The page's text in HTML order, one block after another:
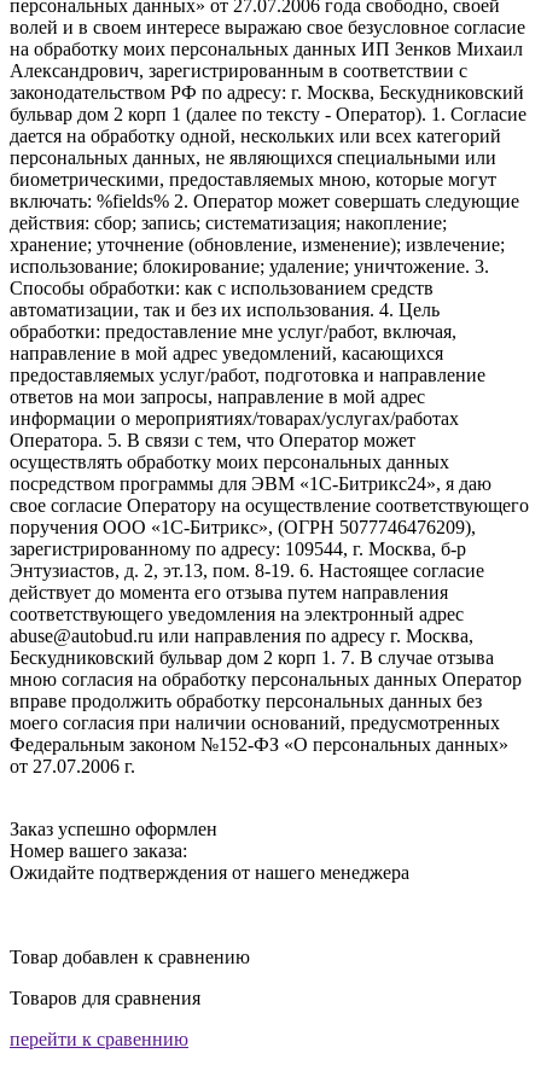
персональных данных» от 27.07.2006 года свободно, своей
волей и в своем интересе выражаю свое безусловное согласие
на обработку моих персональных данных ИП Зенков Михаил
Александрович, зарегистрированным в соответствии с
законодательством РФ по адресу: г. Москва, Бескудниковский
бульвар дом 2 корп 1 (далее по тексту - Оператор). 1. Согласие
дается на обработку одной, нескольких или всех категорий
персональных данных, не являющихся специальными или
биометрическими, предоставляемых мною, которые могут
включать: %fields% 2. Оператор может совершать следующие
действия: сбор; запись; систематизация; накопление;
хранение; уточнение (обновление, изменение); извлечение;
использование; блокирование; удаление; уничтожение. 3.
Способы обработки: как с использованием средств
автоматизации, так и без их использования. 4. Цель
обработки: предоставление мне услуг/работ, включая,
направление в мой адрес уведомлений, касающихся
предоставляемых услуг/работ, подготовка и направление
ответов на мои запросы, направление в мой адрес
информации о мероприятиях/товарах/услугах/работах
Оператора. 5. В связи с тем, что Оператор может
осуществлять обработку моих персональных данных
посредством программы для ЭВМ «1С-Битрикс24», я даю
свое согласие Оператору на осуществление соответствующего
поручения ООО «1С-Битрикс», (ОГРН 5077746476209),
зарегистрированному по адресу: 109544, г. Москва, б-р
Энтузиастов, д. 2, эт.13, пом. 8-19. 6. Настоящее согласие
действует до момента его отзыва путем направления
соответствующего уведомления на электронный адрес
abuse@autobud.ru или направления по адресу г. Москва,
Бескудниковский бульвар дом 2 корп 1. 7. В случае отзыва
мною согласия на обработку персональных данных Оператор
вправе продолжить обработку персональных данных без
моего согласия при наличии оснований, предусмотренных
Федеральным законом №152-ФЗ «О персональных данных»
от 27.07.2006 г.
Заказ успешно оформлен
Номер вашего заказа:
Ожидайте подтверждения от нашего менеджера
Товар добавлен к сравнению
Товаров для сравнения
перейти к сравеннию